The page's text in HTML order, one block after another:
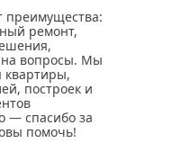
преимущества:
ремонт,
на вопросы. Мы
квартиры,
построек и
— спасибо за
помочь!